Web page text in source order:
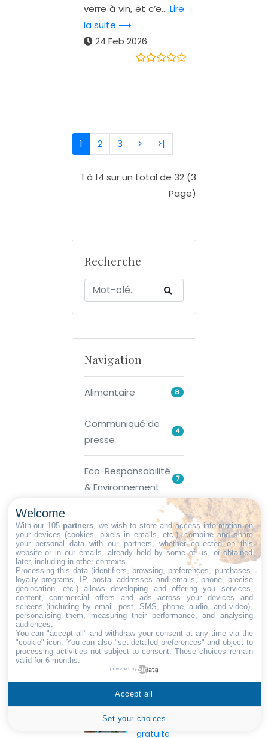
verre à vin, et c’e... Lire
la suite ⟶
24 Feb 2026
1 2 3 > >|
1 à 14 sur un total de 32 (3
Page)
Recherche
Navigation
Alimentaire 8
Communiqué de
presse
4
Eco-Responsabilité
& Environnement
7
Opticien 5
Transport &
stockage
15
Posts récents
La
checklist
gratuite
Welcome
With our 105 partners , we wish to store and access information on
your devices (cookies, pixels in emails, etc.), combine and share
your personal data with our partners, whether collected on this
website or in our emails, already held by some of us, or obtained
later, including in other contexts.
Processing this data (identifiers, browsing, preferences, purchases,
loyalty programs, IP, postal addresses and emails, phone, precise
geolocation, etc.) allows developing and offering you services,
content, commercial offers and ads across your devices and
screens (including by email, post, SMS, phone, audio, and video),
personalising them, measuring their performance, and analysing
audiences.
You can "accept all" and withdraw your consent at any time via the
"cookie" icon . You can also "set detailed preferences" and object to
processing activities not subject to consent. These choices remain
valid for 6 months.
powered by
Set your choices
Accept all